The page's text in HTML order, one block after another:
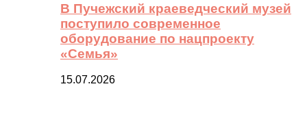
В Пучежский краеведческий музей
поступило современное
оборудование по нацпроекту
«Семья»
15.07.2026